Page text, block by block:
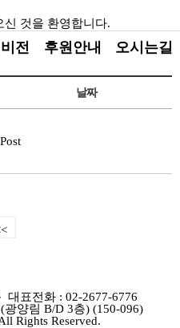
전 후원안내 오시는길
날짜
표전화 : 02-2677-6776
양림 B/D 3층) (150-096)
Rights Reserved.